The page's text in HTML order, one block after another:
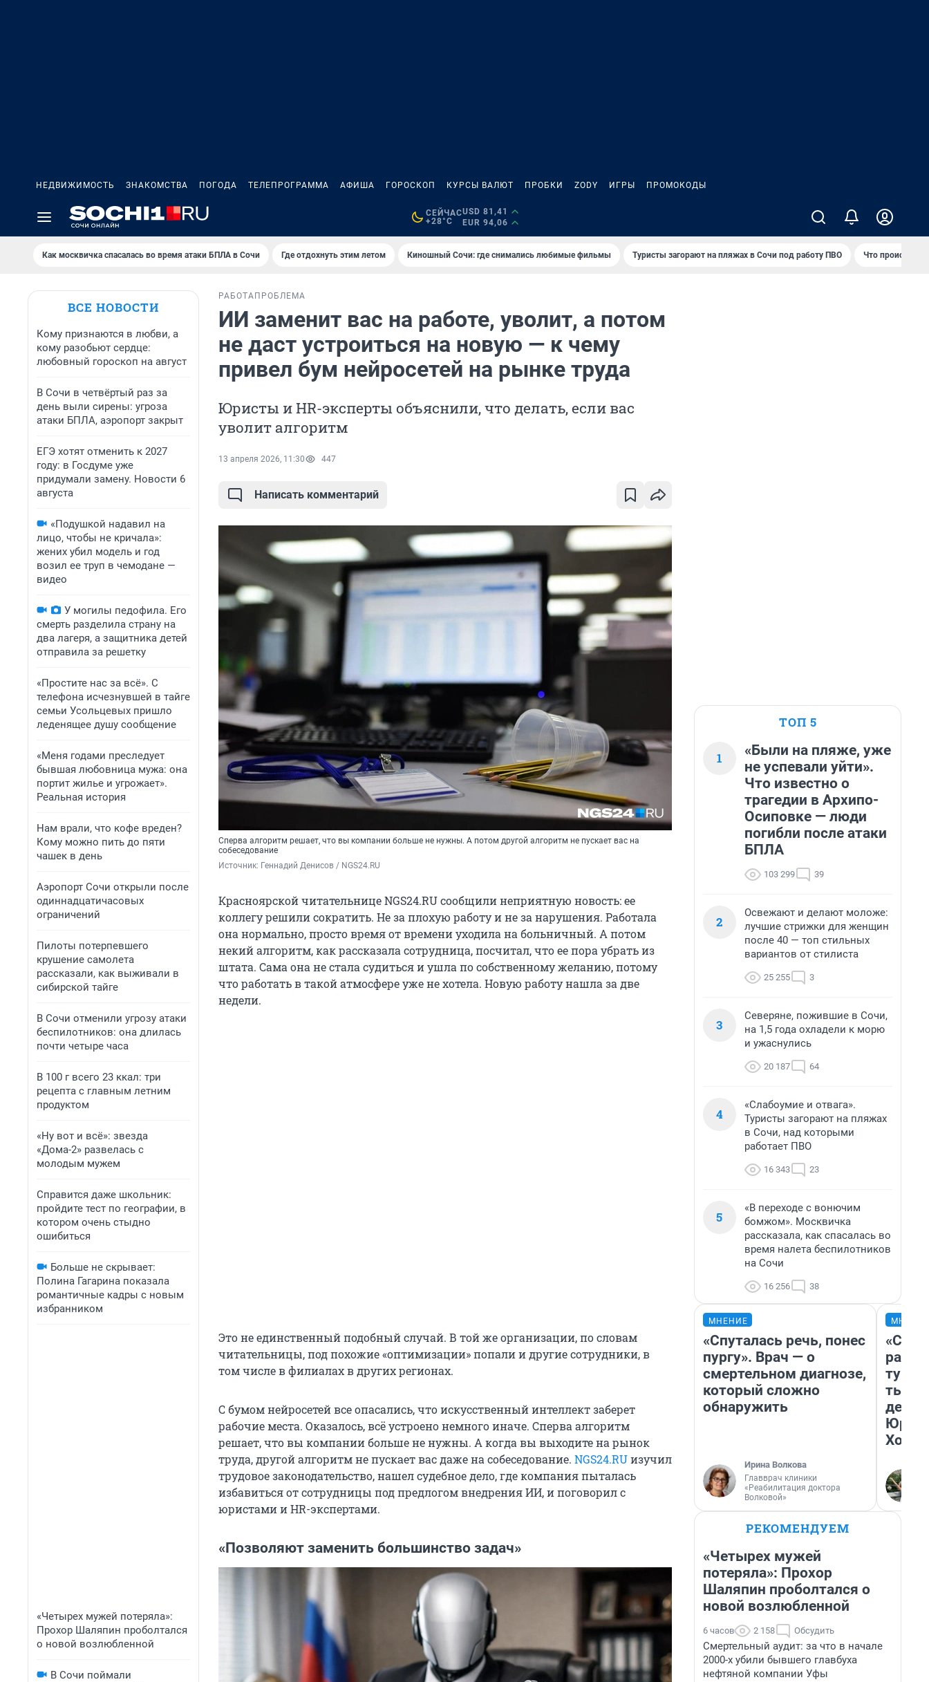
НЕДВИЖИМОСТЬ ЗНАКОМСТВА ПОГОДА ТЕЛЕПРОГРАММА АФИША ГОРОСКОП КУРСЫ ВАЛЮТ ПРОБКИ ZODY ИГРЫ ПРОМОКОДЫ
СЕЙЧАС
+28°C
USD 81,41
EUR 94,06
Как москвичка спасалась во время атаки БПЛА в Сочи Где отдохнуть этим летом Киношный Сочи: где снимались любимые фильмы Туристы загорают на пляжах в Сочи под работу ПВО Что происходит
ВСЕ НОВОСТИ
Кому признаются в любви, а
кому разобьют сердце:
любовный гороскоп на август
В Сочи в четвёртый раз за
день выли сирены: угроза
атаки БПЛА, аэропорт закрыт
ЕГЭ хотят отменить к 2027
году: в Госдуме уже
придумали замену. Новости 6
августа
«Подушкой надавил на
лицо, чтобы не кричала»:
жених убил модель и год
возил ее труп в чемодане —
видео
У могилы педофила. Его
смерть разделила страну на
два лагеря, а защитника детей
отправила за решетку
«Простите нас за всё». С
телефона исчезнувшей в тайге
семьи Усольцевых пришло
леденящее душу сообщение
«Меня годами преследует
бывшая любовница мужа: она
портит жилье и угрожает».
Реальная история
Нам врали, что кофе вреден?
Кому можно пить до пяти
чашек в день
Аэропорт Сочи открыли после
одиннадцатичасовых
ограничений
Пилоты потерпевшего
крушение самолета
рассказали, как выживали в
сибирской тайге
В Сочи отменили угрозу атаки
беспилотников: она длилась
почти четыре часа
В 100 г всего 23 ккал: три
рецепта с главным летним
продуктом
«Ну вот и всё»: звезда
«Дома-2» развелась с
молодым мужем
Справится даже школьник:
пройдите тест по географии, в
котором очень стыдно
ошибиться
Больше не скрывает:
Полина Гагарина показала
романтичные кадры с новым
избранником
«Четырех мужей потеряла»:
Прохор Шаляпин проболтался
о новой возлюбленной
В Сочи поймали
РАБОТА ПРОБЛЕМА
ИИ заменит вас на работе, уволит, а потом
не даст устроиться на новую — к чему
привел бум нейросетей на рынке труда
Юристы и HR-эксперты объяснили, что делать, если вас
уволит алгоритм
13 апреля 2026, 11:30 447
Написать комментарий
Сперва алгоритм решает, что вы компании больше не нужны. А потом другой алгоритм не пускает вас на
собеседование
Источник: Геннадий Денисов / NGS24.RU
Красноярской читательнице NGS24.RU сообщили неприятную новость: ее
коллегу решили сократить. Не за плохую работу и не за нарушения. Работала
она нормально, просто время от времени уходила на больничный. А потом
некий алгоритм, как рассказала сотрудница, посчитал, что ее пора убрать из
штата. Сама она не стала судиться и ушла по собственному желанию, потому
что работать в такой атмосфере уже не хотела. Новую работу нашла за две
недели.
Это не единственный подобный случай. В той же организации, по словам
читательницы, под похожие «оптимизации» попали и другие сотрудники, в
том числе в филиалах в других регионах.
С бумом нейросетей все опасались, что искусственный интеллект заберет
рабочие места. Оказалось, всё устроено немного иначе. Сперва алгоритм
решает, что вы компании больше не нужны. А когда вы выходите на рынок
труда, другой алгоритм не пускает вас даже на собеседование. NGS24.RUизучил
трудовое законодательство, нашел судебное дело, где компания пыталась
избавиться от сотрудницы под предлогом внедрения ИИ, и поговорил с
юристами и HR-экспертами.
«Позволяют заменить большинство задач»
ТОП 5
1
«Были на пляже, уже
не успевали уйти».
Что известно о
трагедии в Архипо-
Осиповке — люди
погибли после атаки
БПЛА
103 299 39
2
Освежают и делают моложе:
лучшие стрижки для женщин
после 40 — топ стильных
вариантов от стилиста
25 255 3
3
Северяне, пожившие в Сочи,
на 1,5 года охладели к морю
и ужаснулись
20 187 64
4
«Слабоумие и отвага».
Туристы загорают на пляжах
в Сочи, над которыми
работает ПВО
16 343 23
5
«В переходе с вонючим
бомжом». Москвичка
рассказала, как спасалась во
время налета беспилотников
на Сочи
16 256 38
МНЕНИЕ
«Спуталась речь, понес
пургу». Врач — о
смертельном диагнозе,
который сложно
обнаружить
Ирина Волкова
Главврач клиники
«Реабилитация доктора
Волковой»
день
РЕКОМЕНДУЕМ
«Четырех мужей
потеряла»: Прохор
Шаляпин проболтался о
новой возлюбленной
6 часов 2 158 Обсудить
Смертельный аудит: за что в начале
2000-х убили бывшего главбуха
нефтяной компании Уфы